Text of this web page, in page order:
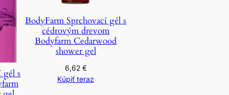
gél s
BodyFarm Sprchovací gél s
cédrovým drevom
Bodyfarm Cedarwood
shower gel
6,62 €
Kúpiť teraz